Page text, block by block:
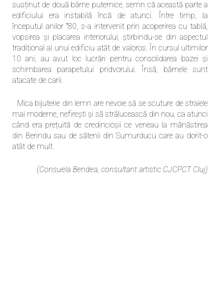
susținut de două bârne puternice, semn că această parte a
edificiului era instabilă încă de atunci. Între timp, la
începutul anilor ʹ80, s-a intervenit prin acoperirea cu tablă,
vopsirea și placarea interiorului, știrbindu-se din aspectul
tradițional al unui edificiu atât de valoros. În cursul ultimilor
10 ani, au avut loc lucrări pentru consolidarea bazei și
schimbarea parapetului pridvorului. Însă, bârnele sunt
atacate de carii.
Mica bijuterie din lemn are nevoie să se scuture de straiele
mai moderne, nefirești și să strălucească din nou, ca atunci
când era prețuită de credincioșii ce veneau la mănăstirea
din Berindu sau de sătenii din Sumurducu care au dorit-o
atât de mult.
(Consuela Bendea, consultant artistic CJCPCT Cluj)